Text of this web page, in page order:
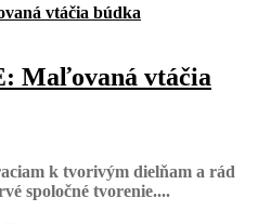
Maľovaná vtáčia
k tvorivým dielňam a rád
spoločné tvorenie....